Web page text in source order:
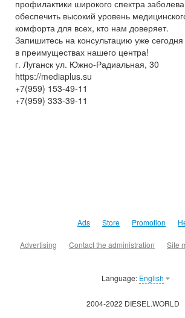
профилактики широкого спектра
обеспечить высокий уровень
комфорта для всех, кто нам доверяет.
Запишитесь на консультацию уже
в преимуществах нашего центра!
г. Луганск ул. Южно-Радиальная, 30
https://mediaplus.su
+7(959) 153-49-11
+7(959) 333-39-11
Ads Store Promotion
Advertising Contact the administration Site
Language: English
2004-2022 DIESEL.WORLD